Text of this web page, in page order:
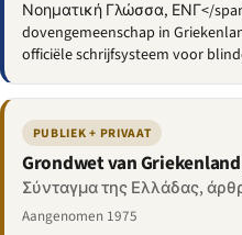
Νοηματική Γλώσσα, ΕΝΓ</
dovengemeenschap in
officiële schrijfsysteem voor
PUBLIEK + PRIVAAT
Grondwet van
Σύνταγμα της Ελλάδας,
Aangenomen 1975